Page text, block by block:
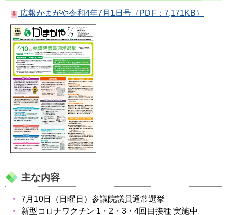
広報かまがや令和4年7月1日号（PDF：7,171KB）
主な内容
7月10日（日曜日）参議院議員通常選挙
新型コロナワクチン 1・2・3・4回目接種 実施中